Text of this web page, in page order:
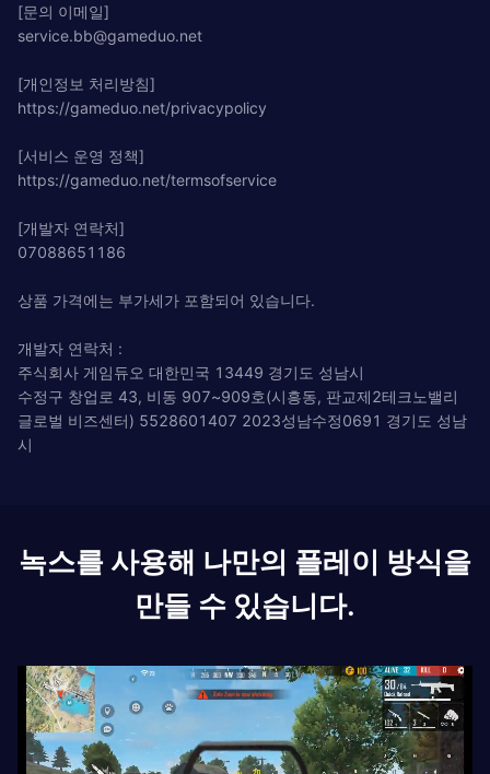
[문의 이메일]
service.bb@gameduo.net
[개인정보 처리방침]
https://gameduo.net/privacypolicy
[서비스 운영 정책]
https://gameduo.net/termsofservice
[개발자 연락처]
07088651186
상품 가격에는 부가세가 포함되어 있습니다.
개발자 연락처 :
주식회사 게임듀오 대한민국 13449 경기도 성남시
수정구 창업로 43, 비동 907~909호(시흥동, 판교제2테크노밸리
글로벌 비즈센터) 5528601407 2023성남수정0691 경기도 성남
시
녹스를 사용해 나만의 플레이 방식을
만들 수 있습니다.